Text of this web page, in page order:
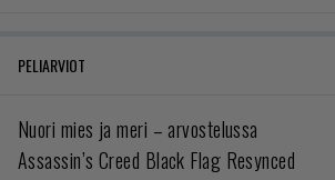
PELIARVIOT
Nuori mies ja meri – arvostelussa
Assassin’s Creed Black Flag Resynced